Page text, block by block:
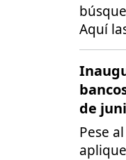
Aquí
de
Pese